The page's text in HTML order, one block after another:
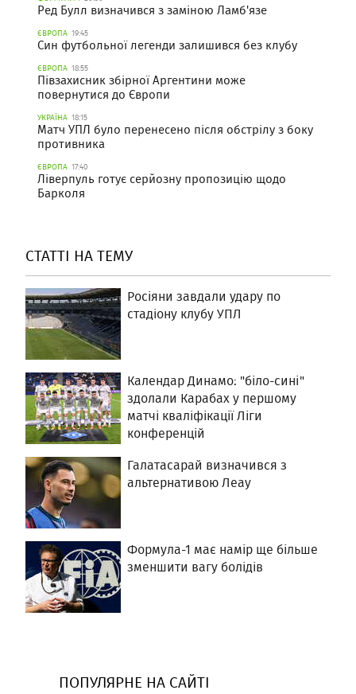
Ред Булл визначився з заміною Ламб'язе
ЄВРОПА 19:45
Син футбольної легенди залишився без клубу
ЄВРОПА 18:55
Півзахисник збірної Аргентини може
повернутися до Європи
УКРАЇНА 18:15
Матч УПЛ було перенесено після обстрілу з боку
противника
ЄВРОПА 17:40
Ліверпуль готує серйозну пропозицію щодо
Барколя
СТАТТІ НА ТЕМУ
Росіяни завдали удару по
стадіону клубу УПЛ
Календар Динамо: "біло-сині"
здолали Карабах у першому
матчі кваліфікації Ліги
конференцій
Галатасарай визначився з
альтернативою Леау
Формула-1 має намір ще більше
зменшити вагу болідів
ПОПУЛЯРНЕ НА САЙТІ